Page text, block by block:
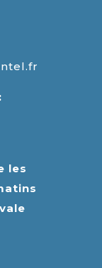
les